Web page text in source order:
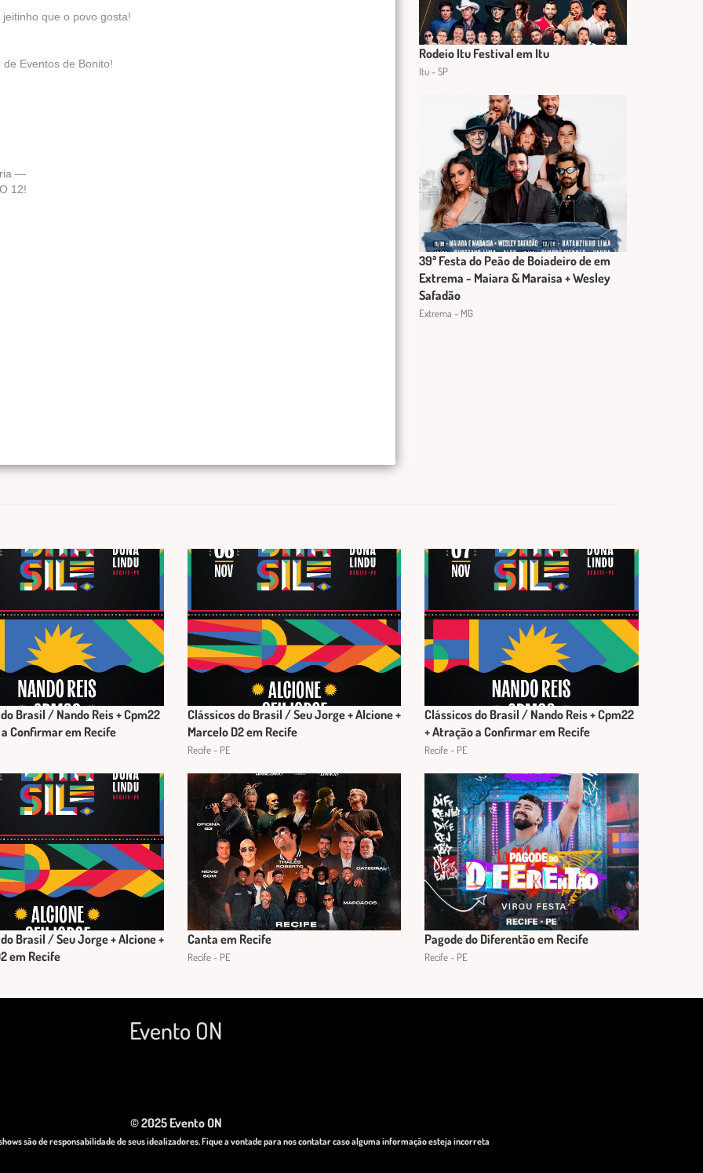
que o povo gosta!
Eventos de Bonito!
—
12!
Rodeio Itu Festival em Itu
Itu - SP
39ª Festa do Peão de Boiadeiro de em
Extrema - Maiara & Maraisa + Wesley
Safadão
Extrema - MG
Brasil / Nando Reis + Cpm22
Confirmar em Recife
Clássicos do Brasil / Seu Jorge + Alcione +
Marcelo D2 em Recife
Recife - PE
Clássicos do Brasil / Nando Reis + Cpm22
+ Atração a Confirmar em Recife
Recife - PE
Brasil / Seu Jorge + Alcione +
em Recife
Canta em Recife
Recife - PE
Pagode do Diferentão em Recife
Recife - PE
Evento ON
© 2025 Evento ON
são de responsabilidade de seus idealizadores. Fique a vontade para nos contatar caso alguma informação esteja incorreta